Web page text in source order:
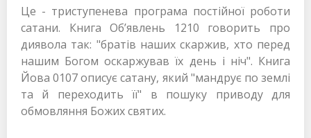
Це - триступенева програма постійної роботи
сатани. Книга Об’явлень 1210 говорить про
диявола так: "братів наших скаржив, хто перед
нашим Богом оскаржував їх день і ніч". Книга
Йова 0107 описує сатану, який "мандрує по землі
та й переходить її" в пошуку приводу для
обмовляння Божих святих.